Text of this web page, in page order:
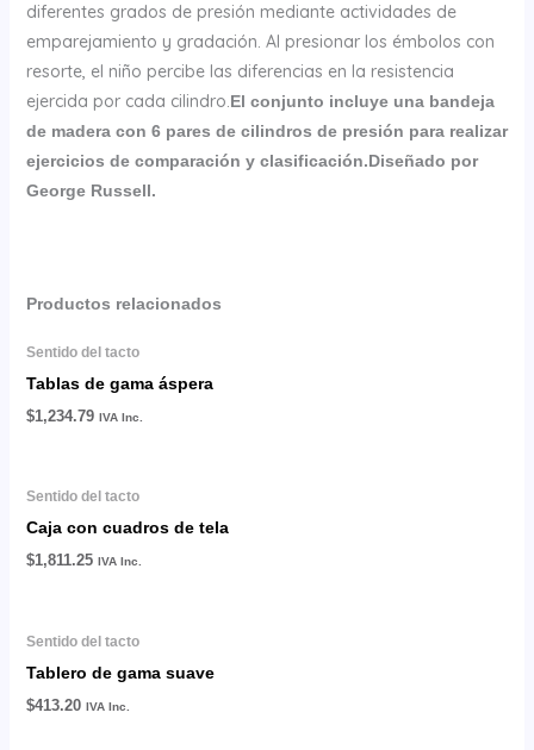
diferentes grados de presión mediante actividades de
emparejamiento y gradación. Al presionar los émbolos con
resorte, el niño percibe las diferencias en la resistencia
ejercida por cada cilindro.El conjunto incluye una bandeja
de madera con 6 pares de cilindros de presión para realizar
ejercicios de comparación y clasificación.Diseñado por
George Russell.
Productos relacionados
Sentido del tacto
Tablas de gama áspera
$1,234.79 IVA Inc.
Sentido del tacto
Caja con cuadros de tela
$1,811.25 IVA Inc.
Sentido del tacto
Tablero de gama suave
$413.20 IVA Inc.